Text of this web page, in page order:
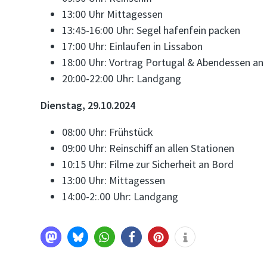
13:00 Uhr Mittagessen
13:45-16:00 Uhr: Segel hafenfein packen
17:00 Uhr: Einlaufen in Lissabon
18:00 Uhr: Vortrag Portugal & Abendessen an
20:00-22:00 Uhr: Landgang
Dienstag, 29.10.2024
08:00 Uhr: Frühstück
09:00 Uhr: Reinschiff an allen Stationen
10:15 Uhr: Filme zur Sicherheit an Bord
13:00 Uhr: Mittagessen
14:00-2:.00 Uhr: Landgang